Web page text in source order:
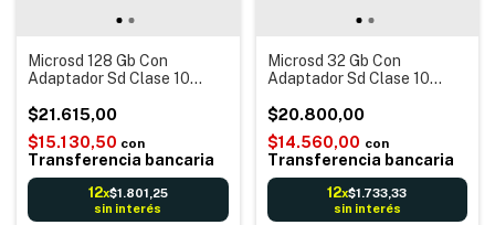
Microsd 128 Gb Con
Adaptador Sd Clase 10
Verbatim
$21.615,00
$15.130,50 con
Transferencia bancaria
12x$1.801,25
sin interés
Microsd 32 Gb Con
Adaptador Sd Clase 10
Verbatim
$20.800,00
$14.560,00 con
Transferencia bancaria
12x$1.733,33
sin interés